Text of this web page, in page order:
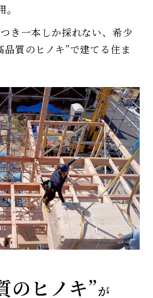
き一本しか採れない、希少
質のヒノキ”で建てる住ま
のヒノキ”が